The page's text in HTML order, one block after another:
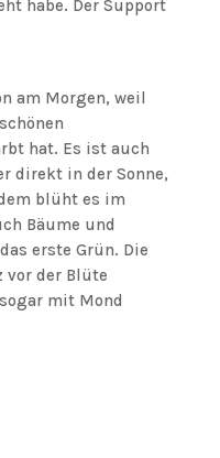
habe. Der Support
am Morgen, weil
hat. Es ist auch
direkt in der Sonne,
blüht es im
Bäume und
erste Grün. Die
der Blüte
mit Mond